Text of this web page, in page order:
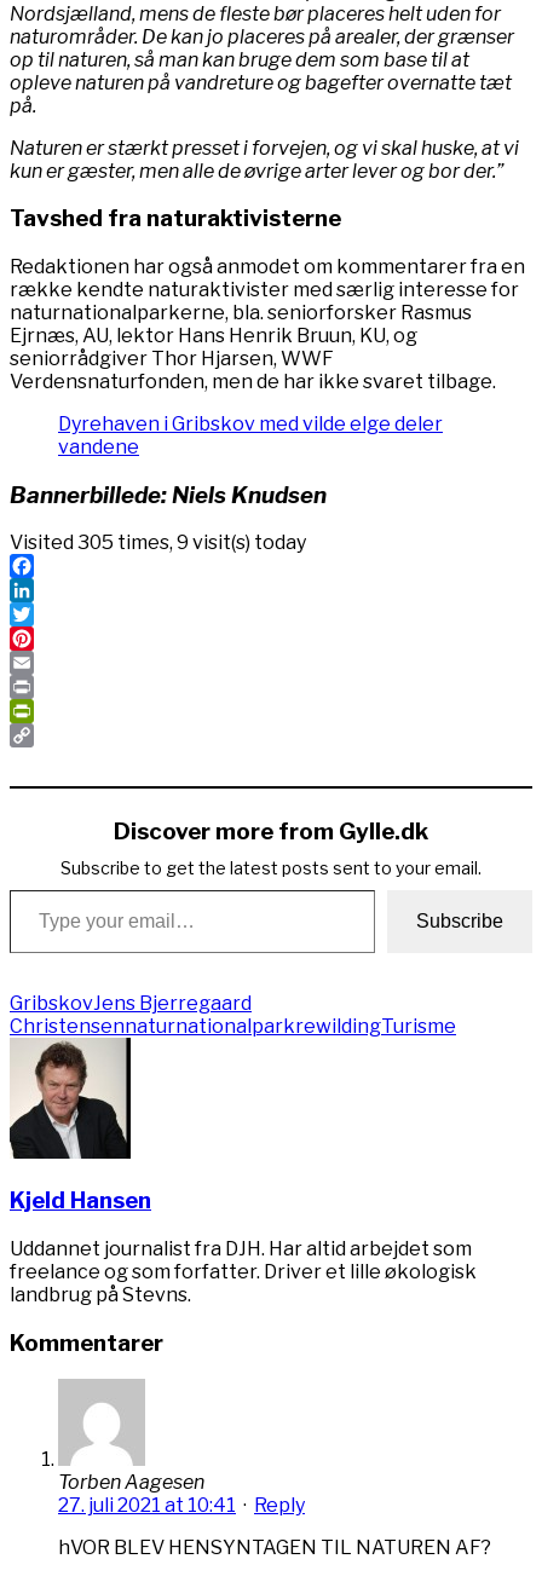
Nordsjælland, mens de fleste bør placeres helt uden for
naturområder. De kan jo placeres på arealer, der grænser
op til naturen, så man kan bruge dem som base til at
opleve naturen på vandreture og bagefter overnatte tæt
på.
Naturen er stærkt presset i forvejen, og vi skal huske, at vi
kun er gæster, men alle de øvrige arter lever og bor der.”
Tavshed fra naturaktivisterne
Redaktionen har også anmodet om kommentarer fra en
række kendte naturaktivister med særlig interesse for
naturnationalparkerne, bla. seniorforsker Rasmus
Ejrnæs, AU, lektor Hans Henrik Bruun, KU, og
seniorrådgiver Thor Hjarsen, WWF
Verdensnaturfonden, men de har ikke svaret tilbage.
Dyrehaven i Gribskov med vilde elge deler
vandene
Bannerbillede: Niels Knudsen
Visited 305 times, 9 visit(s) today
Facebook
LinkedIn
Twitter
Pinterest
Email
Print
PrintFriendly
Link
Discover more from Gylle.dk
Subscribe to get the latest posts sent to your email.
Type your email…
Subscribe
GribskovJens Bjerregaard
ChristensennaturnationalparkrewildingTurisme
Kjeld Hansen
Uddannet journalist fra DJH. Har altid arbejdet som
freelance og som forfatter. Driver et lille økologisk
landbrug på Stevns.
Kommentarer
Torben Aagesen
27. juli 2021 at 10:41 · Reply
hVOR BLEV HENSYNTAGEN TIL NATUREN AF?